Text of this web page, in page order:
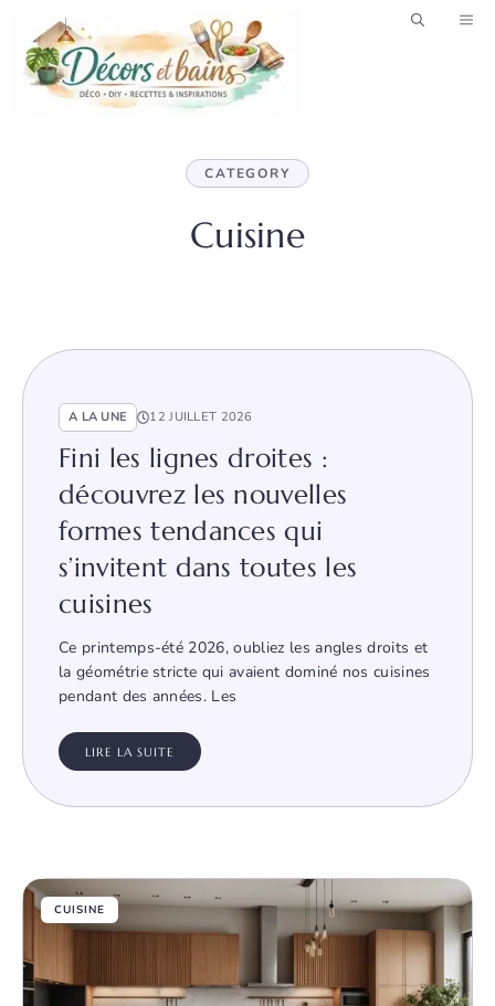
contenu
CATEGORY
Cuisine
A LA UNE 12 JUILLET 2026
Fini les lignes droites :
découvrez les nouvelles
formes tendances qui
s’invitent dans toutes les
cuisines
Ce printemps-été 2026, oubliez les angles droits et
la géométrie stricte qui avaient dominé nos cuisines
pendant des années. Les
LIRE LA SUITE
CUISINE